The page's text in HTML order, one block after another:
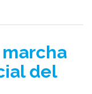
del